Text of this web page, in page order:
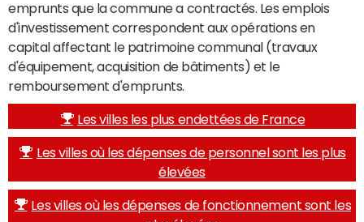
emprunts que la commune a contractés. Les emplois
d'investissement correspondent aux opérations en
capital affectant le patrimoine communal (travaux
d'équipement, acquisition de bâtiments) et le
remboursement d'emprunts.
Les villes les plus endettées de France
Les villes où les dépenses de personnel sont les plus
élevées
Les villes où les dépenses de fonctionnement sont les